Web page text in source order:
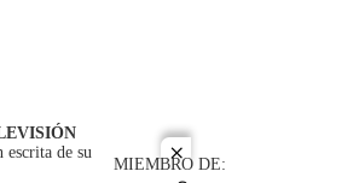
close
de su
MIEMBRO DE: